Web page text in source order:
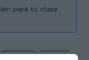
para tu clase